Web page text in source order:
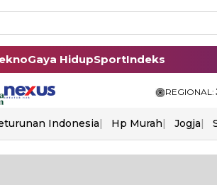
Gaya HidupSportIndeks
REGIONAL:
Indonesia Hp Murah Jogja